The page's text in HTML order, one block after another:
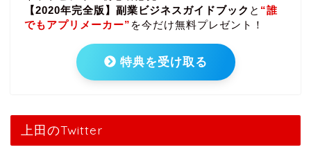
【2020年完全版】副業ビジネスガイドブック と “誰
でもアプリメーカー” を今だけ無料プレゼント！
特典を受け取る
上田のTwitter